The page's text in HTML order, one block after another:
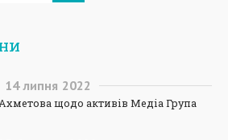
14 липня 2022
щодо активів Медіа Група